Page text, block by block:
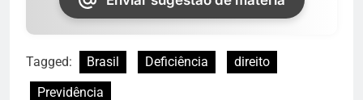
Tagged: Brasil Deficiência
direito
Previdência